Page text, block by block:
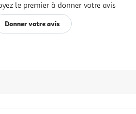
le premier à donner votre avis
Donner votre avis